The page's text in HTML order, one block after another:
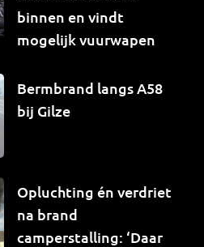
binnen en vindt
mogelijk vuurwapen
Bermbrand langs A58
bij Gilze
Opluchting én verdriet
na brand
camperstalling: ‘Daar